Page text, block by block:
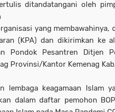
ditandatangani oleh
yang membawahinya,
(KPA) dan dikirimkan ke
Pondok Pesantren Ditjen
Provinsi/Kantor Kemenag
lembaga keagamaan Islam
dalam daftar pemohon